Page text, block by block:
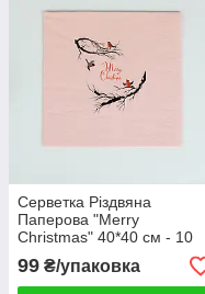
Серветка Різдвяна
Паперова "Merry
Christmas" 40*40 см - 10
шт Декоративна Серветка
з новорічною тематикою
99 ₴/упаковка